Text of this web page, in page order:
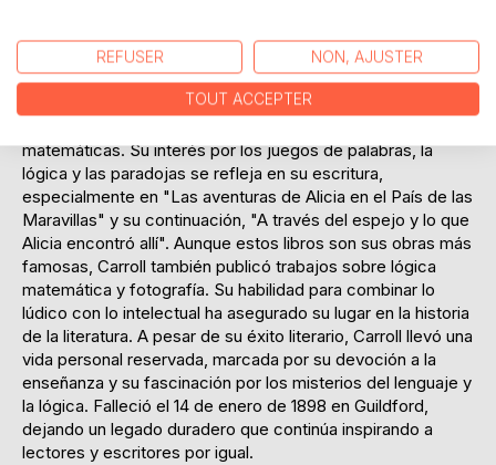
un matemático, lógico, fotógrafo y autor británico,
conocido principalmente por sus obras de literatura infantil.
Carroll estudió en el Christ Church College de Oxford,
matemáticas. Su interés por los juegos de palabras, la
lógica y las paradojas se refleja en su escritura,
especialmente en "Las aventuras de Alicia en el País de las
Maravillas" y su continuación, "A través del espejo y lo que
Alicia encontró allí". Aunque estos libros son sus obras más
famosas, Carroll también publicó trabajos sobre lógica
matemática y fotografía. Su habilidad para combinar lo
lúdico con lo intelectual ha asegurado su lugar en la historia
de la literatura. A pesar de su éxito literario, Carroll llevó una
vida personal reservada, marcada por su devoción a la
enseñanza y su fascinación por los misterios del lenguaje y
la lógica. Falleció el 14 de enero de 1898 en Guildford,
dejando un legado duradero que continúa inspirando a
lectores y escritores por igual.
REFUSER NON, AJUSTER
TOUT ACCEPTER